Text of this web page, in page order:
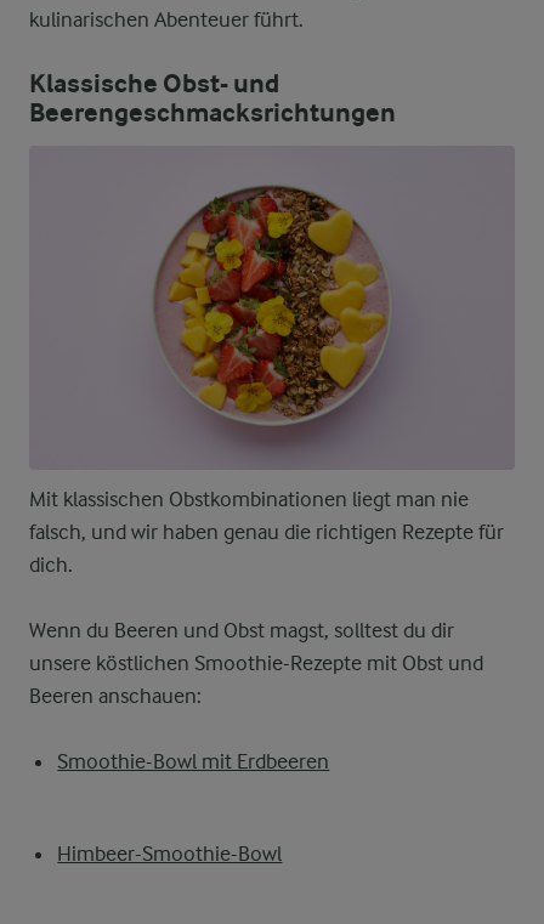
kulinarischen Abenteuer führt.
Klassische Obst- und
Beerengeschmacksrichtungen
Mit klassischen Obstkombinationen liegt man nie
falsch, und wir haben genau die richtigen Rezepte für
dich.
Wenn du Beeren und Obst magst, solltest du dir
unsere köstlichen Smoothie-Rezepte mit Obst und
Beeren anschauen:
Smoothie-Bowl mit Erdbeeren
Himbeer-Smoothie-Bowl